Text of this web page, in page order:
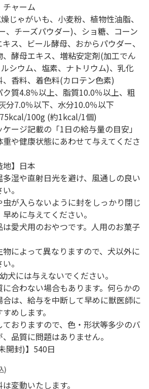
チャーム
じゃがいも、小麦粉、植物性油脂、
、チーズパウダー)、ショ糖、コーン
ス、ビール酵母、おからパウダー、
酵母エキス、増粘安定剤(加工でん
シウム、塩素、ナトリウム)、乳化
香料、着色料(カロテン色素)
ク質4.8％以上、脂質10.0％以上、粗
分7.0％以下、水分10.0％以下
100g (約1kcal/1個)
ケージ記載の「1日の給与量の目安」
や健康状態にあわせて与えてくださ
地】日本
多湿や直射日光を避け、風通しの良い
。
虫が入らないように封をしっかり閉じ
めに与えてください。
は愛犬用のおやつです。人用のお菓子
物によって異なりますので、犬以外に
。
犬には与えないでください。
に合わない場合もあります。何らかの
は、給与を中断して早めに獣医師に
めします。
ておりますので、色・形状等多少のバ
品質に問題はありません。
開封)】540日
)
変動いたします。